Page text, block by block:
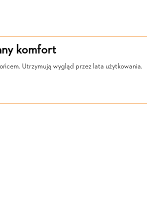
komfort
Utrzymują wygląd przez lata użytkowania.